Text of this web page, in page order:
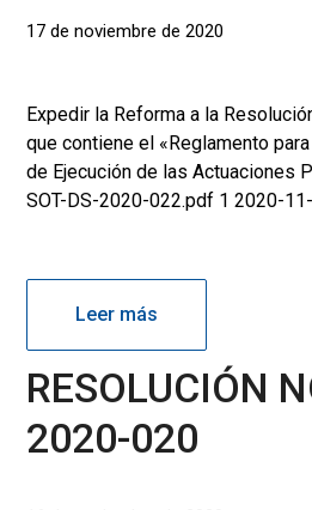
17 de noviembre de 2020
Expedir la Reforma a la
que contiene el «Reglamento
de Ejecución de las Actuaciones
SOT-DS-2020-022.pdf 1 2020-
Leer más
RESOLUCIÓN
2020-020